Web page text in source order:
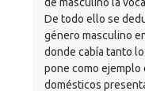
De todo ello se
género masculino
donde cabía tanto
pone como ejemplo
domésticos